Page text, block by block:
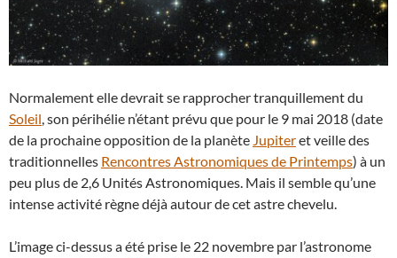
Normalement elle devrait se rapprocher tranquillement du
Soleil, son périhélie n’étant prévu que pour le 9 mai 2018 (date
de la prochaine opposition de la planète Jupiteret veille des
traditionnelles Rencontres Astronomiques de Printemps) à un
peu plus de 2,6 Unités Astronomiques. Mais il semble qu’une
intense activité règne déjà autour de cet astre chevelu.
L’image ci-dessus a été prise le 22 novembre par l’astronome